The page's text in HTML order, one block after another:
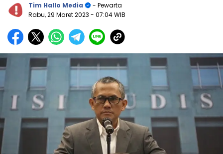
Tim Hallo Media
- Pewarta
Rabu, 29 Maret 2023 - 07:04 WIB